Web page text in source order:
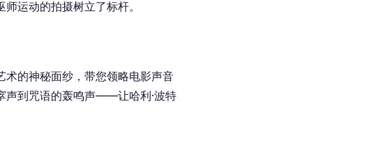
运动的拍摄树立了标杆。
术的神秘面纱，带您领略电影声音
声到咒语的轰鸣声——让哈利·波特